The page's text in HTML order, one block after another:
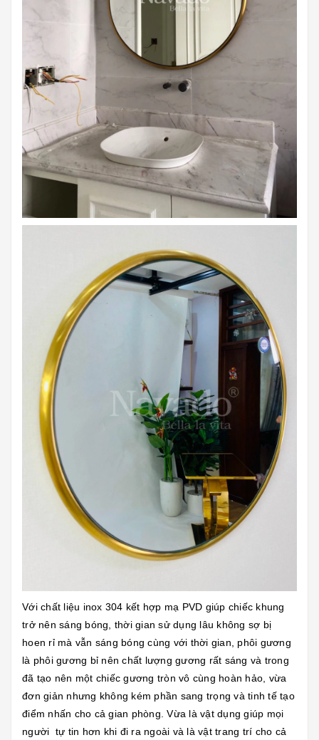
Với chất liệu inox 304 kết hợp mạ PVD giúp chiếc khung
trở nên sáng bóng, thời gian sử dụng lâu không sợ bị
hoen rỉ mà vẫn sáng bóng cùng với thời gian, phôi gương
là phôi gương bỉ nên chất lượng gương rất sáng và trong
đã tạo nên một chiếc gương tròn vô cùng hoàn hảo, vừa
đơn giản nhưng không kém phần sang trọng và tinh tế tạo
điểm nhấn cho cả gian phòng. Vừa là vật dụng giúp mọi
người tự tin hơn khi đi ra ngoài và là vật trang trí cho cả